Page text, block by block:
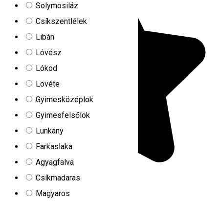
Solymosiláz
Csíkszentlélek
Libán
Lóvész
Lókod
Lövéte
Gyimesközéplok
Gyimesfelsőlok
Lunkány
Farkaslaka
Agyagfalva
Csíkmadaras
Magyaros